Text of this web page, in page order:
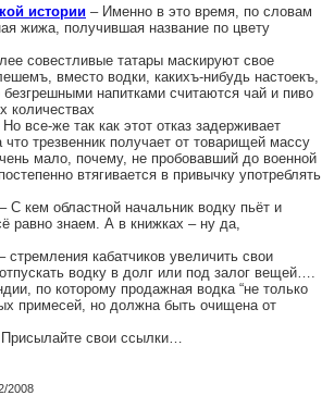
истории – Именно в это время, по словам
жижа, получившая название по цвету
совестливые татары маскируют свое
вместо водки, какихъ-нибудь настоекъ,
напитками считаются чай и пиво
количествах
Но все-же так как этот отказ задерживает
трезвенник получает от товарищей массу
мало, почему, не пробовавший до военной
втягивается в привычку употреблять
– С кем областной начальник водку пьёт и
равно знаем. А в книжках – ну да,
стремления кабатчиков увеличить свои
водку в долг или под залог вещей….
по которому продажная водка “не только
примесей, но должна быть очищена от
свои ссылки…
2008